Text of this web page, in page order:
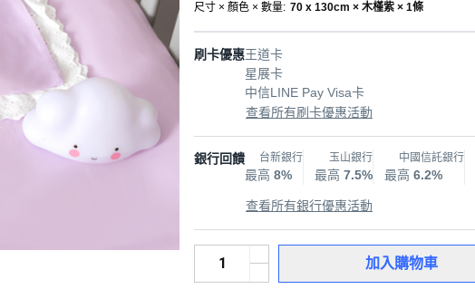
尺寸 × 顏色 × 數量: 70 x 130cm × 木槿紫 × 1條
刷卡優惠王道卡
星展卡
中信LINE Pay Visa卡
查看所有刷卡優惠活動
銀行回饋 台新銀行
最高 8%
玉山銀行
最高 7.5%
中國信託銀行
最高 6.2%
查看所有銀行優惠活動
加入購物車